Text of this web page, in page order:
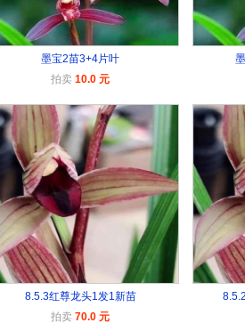
墨宝2苗3+4片叶
拍卖 10.0 元
8.5.3红尊龙头1发1新苗
拍卖 70.0 元